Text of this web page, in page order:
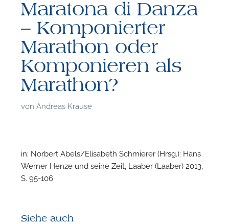
Maratona di Danza
– Komponierter
Marathon oder
Komponieren als
Marathon?
von Andreas Krause
in: Norbert Abels/Elisabeth Schmierer (Hrsg.): Hans
Werner Henze und seine Zeit, Laaber (Laaber) 2013,
S. 95-106
Siehe auch